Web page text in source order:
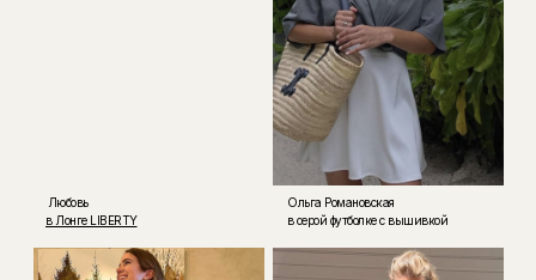
Любовь
в Лонге LIBERTY
Ольга Романовская
в серой футболке с вышивкой